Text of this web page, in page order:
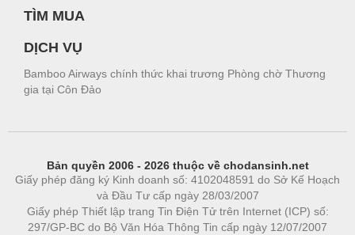
TÌM MUA
DỊCH VỤ
Bamboo Airways chính thức khai trương Phòng chờ Thương
gia tại Côn Đảo
Bản quyền 2006 - 2026 thuộc về chodansinh.net
Giấy phép đăng ký Kinh doanh số: 4102048591 do Sở Kế Hoạch
và Đầu Tư cấp ngày 28/03/2007
Giấy phép Thiết lập trang Tin Điện Tử trên Internet (ICP) số:
297/GP-BC do Bộ Văn Hóa Thông Tin cấp ngày 12/07/2007